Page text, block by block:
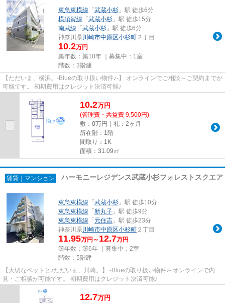
東急東横線 「 武蔵小杉 」駅 徒歩6分
横須賀線 「 武蔵小杉 」駅 徒歩15分
南武線 「 武蔵小杉 」駅 徒歩6分
神奈川県川崎市中原区小杉町 ２丁目
10.2万円
築年数：築10年 ｜募集中： 1室
階数：3階建
【ただいま、横浜。-Blueの取り扱い物件♪-】 オンラインでご相談～ご契約までが
可能です。 初期費用はクレジット決済可能♪
10.2万円
(管理費・共益費 9,500円)
敷：0万円｜礼：2ヶ月
所在階：1階
間取り：1K
面積：31.09㎡
賃貸｜マンション ハーモニーレジデンス武蔵小杉フォレストスクエア
東急東横線 「 武蔵小杉 」駅 徒歩10分
東急東横線 「 新丸子 」駅 徒歩9分
東急東横線 「 元住吉 」駅 徒歩23分
神奈川県川崎市中原区小杉町 ２丁目
11.95万円～ 12.7万円
築年数：築6年 ｜募集中： 2室
階数：5階建
【大切なペットと♪ただいま、川崎。】 -Blueの取り扱い物件♪- オンラインで内
見・ご相談が可能です。 初期費用はクレジット決済可能♪
12.7万円